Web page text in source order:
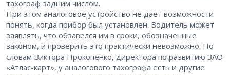
тахограф задним числом.
При этом аналоговое устройство не дает возможности
понять, когда прибор был установлен. Водитель может
заявлять, что обзавелся им в сроки, обозначенные
законом, и проверить это практически невозможно. По
словам Виктора Прокопенко, директора по развитию ЗАО
«Атлас-карт», у аналогового тахографа есть и другие